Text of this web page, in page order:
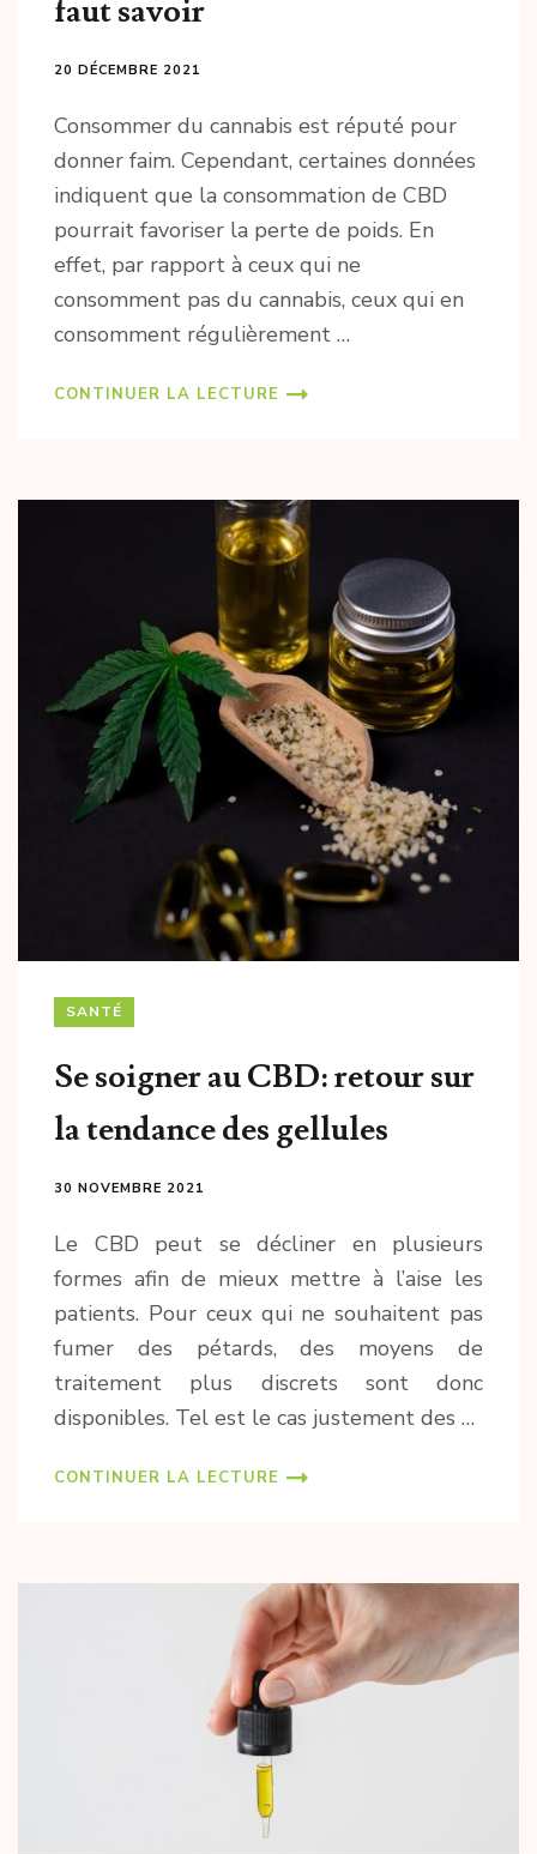
faut savoir
20 DÉCEMBRE 2021
Consommer du cannabis est réputé pour
donner faim. Cependant, certaines données
indiquent que la consommation de CBD
pourrait favoriser la perte de poids. En
effet, par rapport à ceux qui ne
consomment pas du cannabis, ceux qui en
consomment régulièrement …
CONTINUER LA LECTURE
SANTÉ
Se soigner au CBD: retour sur
la tendance des gellules
30 NOVEMBRE 2021
Le CBD peut se décliner en plusieurs
formes afin de mieux mettre à l’aise les
patients. Pour ceux qui ne souhaitent pas
fumer des pétards, des moyens de
traitement plus discrets sont donc
disponibles. Tel est le cas justement des …
CONTINUER LA LECTURE